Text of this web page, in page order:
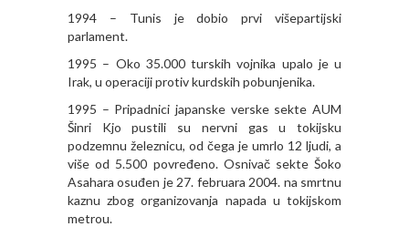
1994 – Tunis je dobio prvi višepartijski
parlament.
1995 – Oko 35.000 turskih vojnika upalo je u
Irak, u operaciji protiv kurdskih pobunjenika.
1995 – Pripadnici japanske verske sekte AUM
Šinri Kjo pustili su nervni gas u tokijsku
podzemnu železnicu, od čega je umrlo 12 ljudi, a
više od 5.500 povređeno. Osnivač sekte Šoko
Asahara osuđen je 27. februara 2004. na smrtnu
kaznu zbog organizovanja napada u tokijskom
metrou.